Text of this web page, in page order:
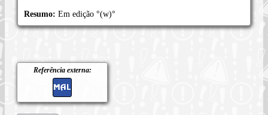
Resumo: Em edição °(w)°
Referência externa: